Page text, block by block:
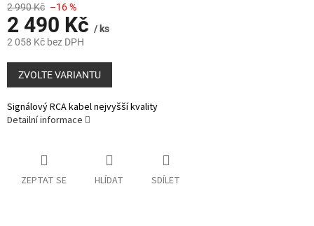
2 990 Kč –16 %
2 490 Kč / ks
2 058 Kč bez DPH
Měrná
cena:
ZVOLTE VARIANTU
Signálový RCA kabel nejvyšší kvality
Detailní informace
ZEPTAT SE HLÍDAT SDÍLET